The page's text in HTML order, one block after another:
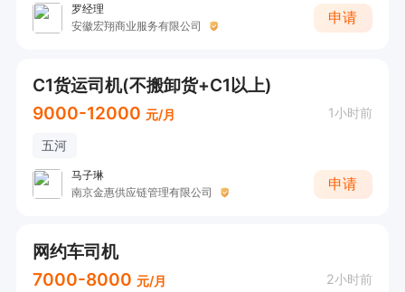
罗经理
安徽宏翔商业服务有限公司
申请
C1货运司机(不搬卸货+C1以上)
9000-12000 元/月 1小时前
五河
马子琳
南京金惠供应链管理有限公司
申请
网约车司机
7000-8000 元/月 2小时前